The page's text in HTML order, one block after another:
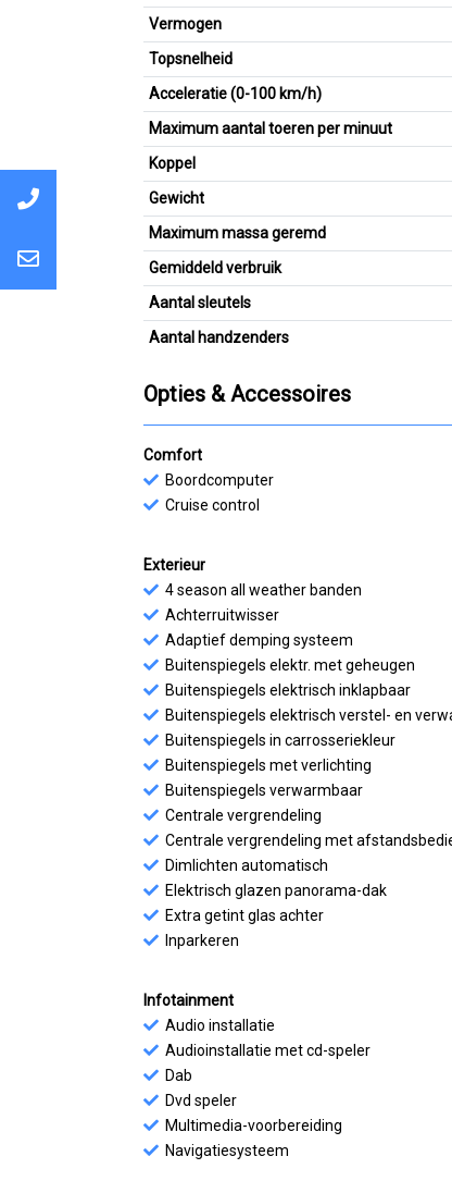
Vermogen
Topsnelheid
Acceleratie (0-100 km/h)
Maximum aantal toeren per minuut
Koppel
Gewicht
Maximum massa geremd
Gemiddeld verbruik
Aantal sleutels
Aantal handzenders
Opties & Accessoires
Comfort
Boordcomputer
Cruise control
Exterieur
4 season all weather banden
Achterruitwisser
Adaptief demping systeem
Buitenspiegels elektr. met geheugen
Buitenspiegels elektrisch inklapbaar
Buitenspiegels elektrisch verstel- en
Buitenspiegels in carrosseriekleur
Buitenspiegels met verlichting
Buitenspiegels verwarmbaar
Centrale vergrendeling
Centrale vergrendeling met
Dimlichten automatisch
Elektrisch glazen panorama-dak
Extra getint glas achter
Inparkeren
Infotainment
Audio installatie
Audioinstallatie met cd-speler
Dab
Dvd speler
Multimedia-voorbereiding
Navigatiesysteem